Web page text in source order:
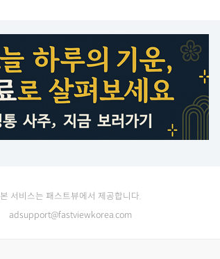
본 서비스는 패스트뷰에서 제공합니다.
adsupport@fastviewkorea.com